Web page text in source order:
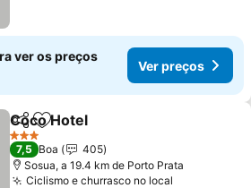
ver os preços
Ver preços
PartilharAdicionar aos favoritos
Coco Hotel
3 Estrelas
7,5 Boa
405
Sosua, a 19.4 km de Porto Prata
Ciclismo e churrasco no local